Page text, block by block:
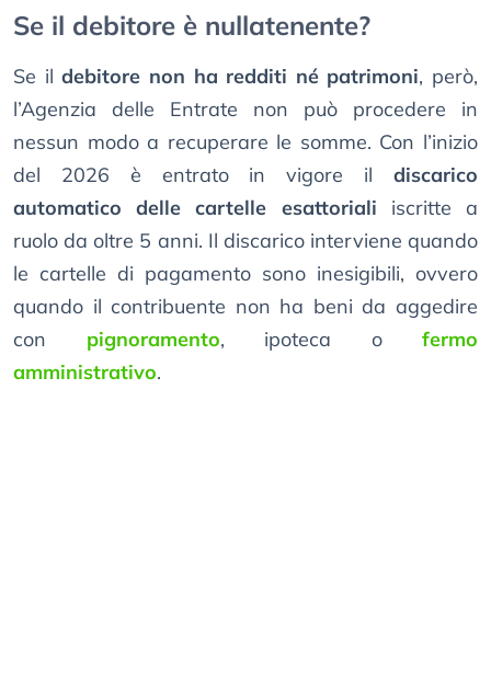
Se il debitore è nullatenente?
Se ildebitore non ha redditi né patrimoni, però,
l’Agenzia delle Entrate non può procedere in
nessun modo a recuperare le somme. Con l’inizio
del 2026 è entrato in vigore il discarico
automatico delle cartelle esattoriali iscritte a
ruolo da oltre 5 anni. Il discarico interviene quando
le cartelle di pagamento sono inesigibili, ovvero
quando il contribuente non ha beni da aggedire
con pignoramento, ipoteca o fermo
amministrativo.